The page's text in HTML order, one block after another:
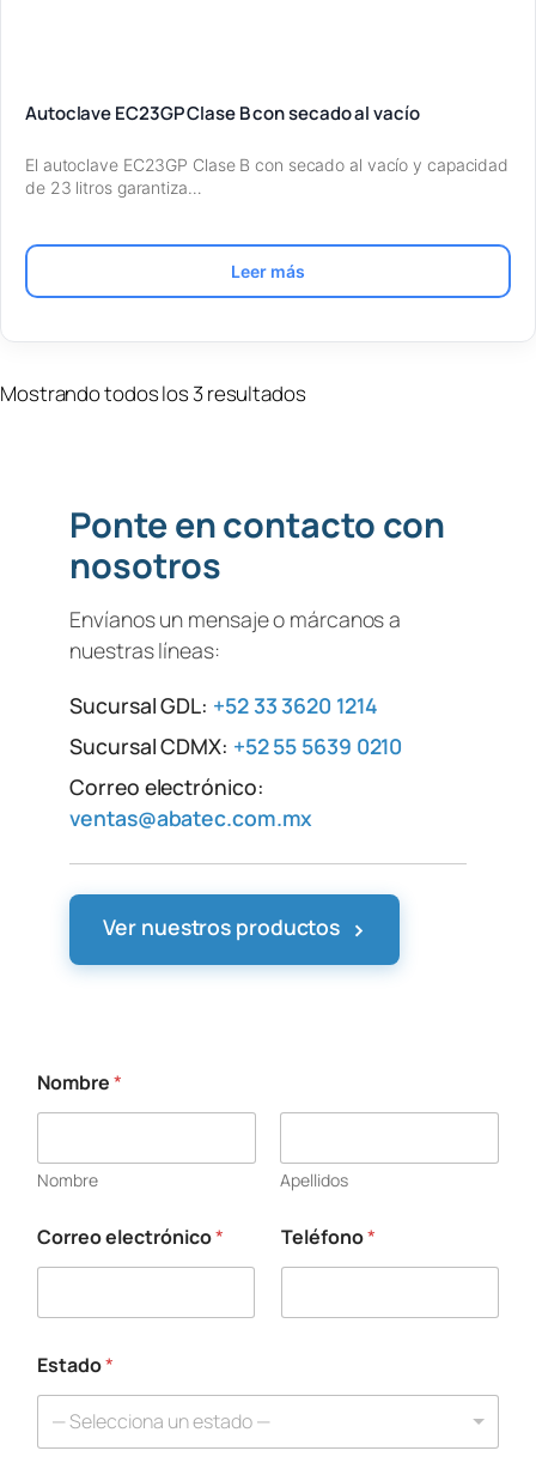
Autoclave EC23GP Clase B con secado al vacío
El autoclave EC23GP Clase B con secado al vacío y capacidad
de 23 litros garantiza…
Leer más
Mostrando todos los 3 resultados
Ponte en contacto con
nosotros
Envíanos un mensaje o márcanos a
nuestras líneas:
Sucursal GDL: +52 33 3620 1214
Sucursal CDMX: +52 55 5639 0210
Correo electrónico:
ventas@abatec.com.mx
Ver nuestros productos ›
Nombre*
Nombre Apellidos
s
o
i
i
/
Correo electrónico* Teléfono*
Estado*
— Selecciona un estado —